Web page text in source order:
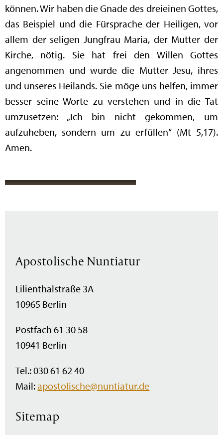
können. Wir haben die Gnade des dreieinen Gottes,
das Beispiel und die Fürsprache der Heiligen, vor
allem der seligen Jungfrau Maria, der Mutter der
Kirche, nötig. Sie hat frei den Willen Gottes
angenommen und wurde die Mutter Jesu, ihres
und unseres Heilands. Sie möge uns helfen, immer
besser seine Worte zu verstehen und in die Tat
umzusetzen: „Ich bin nicht gekommen, um
aufzuheben, sondern um zu erfüllen“ (Mt 5,17).
Amen.
Apostolische Nuntiatur
Lilienthalstraße 3A
10965 Berlin
Postfach 61 30 58
10941 Berlin
Tel.: 030 61 62 40
Mail:apostolische@nuntiatur.de
Sitemap